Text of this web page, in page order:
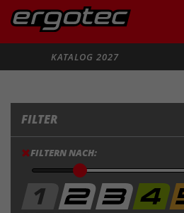
KATALOG 2027
FILTER
FILTERN NACH: